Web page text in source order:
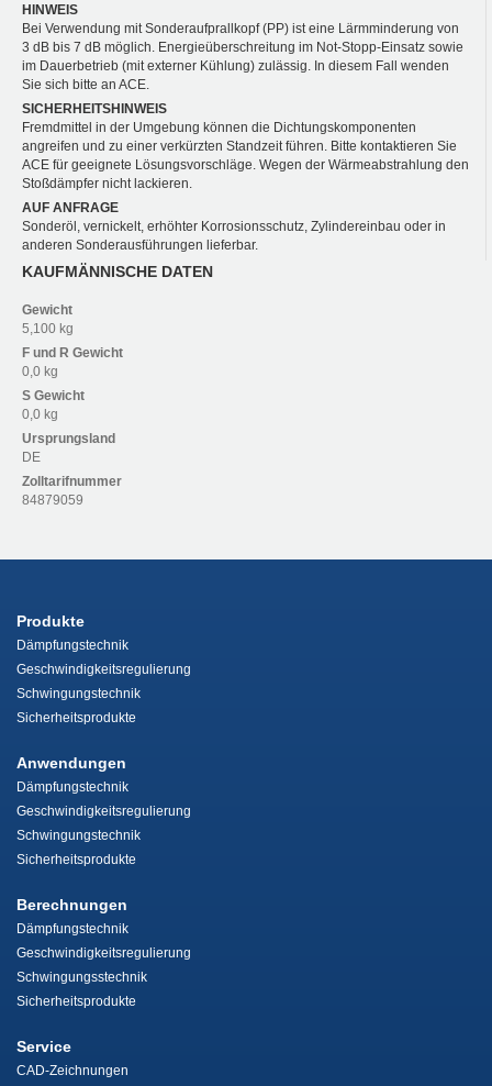
HINWEIS
Bei Verwendung mit Sonderaufprallkopf (PP) ist eine Lärmminderung von
3 dB bis 7 dB möglich. Energieüberschreitung im Not-Stopp-Einsatz sowie
im Dauerbetrieb (mit externer Kühlung) zulässig. In diesem Fall wenden
Sie sich bitte an ACE.
SICHERHEITSHINWEIS
Fremdmittel in der Umgebung können die Dichtungskomponenten
angreifen und zu einer verkürzten Standzeit führen. Bitte kontaktieren Sie
ACE für geeignete Lösungsvorschläge. Wegen der Wärmeabstrahlung den
Stoßdämpfer nicht lackieren.
AUF ANFRAGE
Sonderöl, vernickelt, erhöhter Korrosionsschutz, Zylindereinbau oder in
anderen Sonderausführungen lieferbar.
KAUFMÄNNISCHE DATEN
Gewicht
5,100 kg
F und R Gewicht
0,0 kg
S Gewicht
0,0 kg
Ursprungsland
DE
Zolltarifnummer
84879059
Produkte
Dämpfungstechnik
Geschwindigkeitsregulierung
Schwingungstechnik
Sicherheitsprodukte
Anwendungen
Dämpfungstechnik
Geschwindigkeitsregulierung
Schwingungstechnik
Sicherheitsprodukte
Berechnungen
Dämpfungstechnik
Geschwindigkeitsregulierung
Schwingungsstechnik
Sicherheitsprodukte
Service
CAD-Zeichnungen